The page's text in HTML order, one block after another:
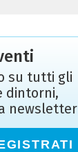
su tutti gli
dintorni,
newsletter